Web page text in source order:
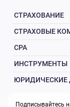
СТРАХОВАНИЕ
СТРАХОВЫЕ
CPA
ИНСТРУМЕНТЫ
Подписывайтесь